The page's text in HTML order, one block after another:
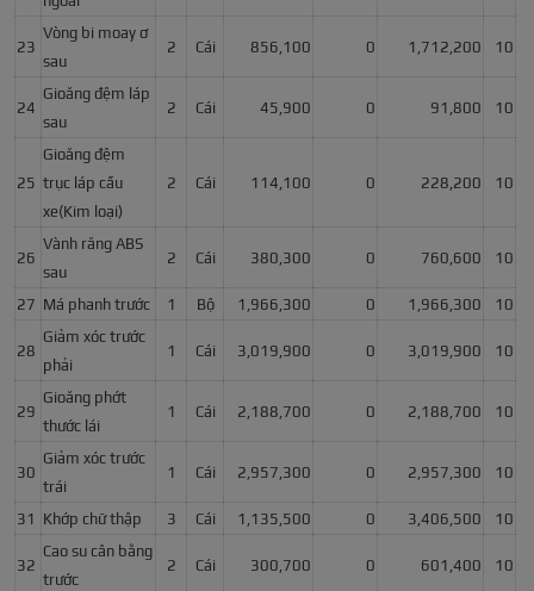
23
Vòng bi moay ơ
sau
2 Cái 856,100 0 1,712,200 10
24
Gioăng đệm láp
sau
2 Cái 45,900 0 91,800 10
25
Gioăng đệm
trục láp cầu
xe(Kim loại)
2 Cái 114,100 0 228,200 10
26
Vành răng ABS
sau
2 Cái 380,300 0 760,600 10
27 Má phanh trước 1 Bộ 1,966,300 0 1,966,300 10
28
Giảm xóc trước
phải
1 Cái 3,019,900 0 3,019,900 10
29
Gioăng phớt
thước lái
1 Cái 2,188,700 0 2,188,700 10
30
Giảm xóc trước
trái
1 Cái 2,957,300 0 2,957,300 10
31 Khớp chữ thập 3 Cái 1,135,500 0 3,406,500 10
32
Cao su cân bằng
trước
2 Cái 300,700 0 601,400 10